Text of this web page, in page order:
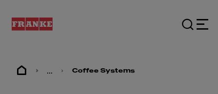
... Coffee Systems